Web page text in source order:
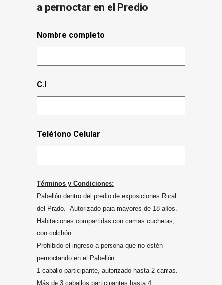
a pernoctar en el Predio
Nombre completo
C.I
Teléfono Celular
Términos y Condiciones:
Pabellón dentro del predio de exposiciones Rural
del Prado. Autorizado para mayores de 18 años.
Habitaciones compartidas con camas cuchetas,
con colchón.
Prohibido el ingreso a persona que no estén
pernoctando en el Pabellón.
1 caballo participante, autorizado hasta 2 camas.
Más de 3 caballos participantes hasta 4.